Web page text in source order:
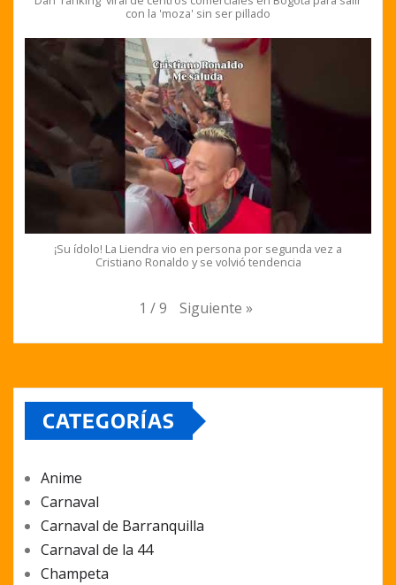
con la 'moza' sin ser pillado
¡Su ídolo! La Liendra vio en persona por segunda vez a
Cristiano Ronaldo y se volvió tendencia
1 / 9 Siguiente »
CATEGORÍAS
Anime
Carnaval
Carnaval de Barranquilla
Carnaval de la 44
Champeta